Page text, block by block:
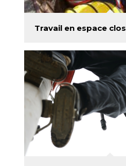
Travail en espace clos